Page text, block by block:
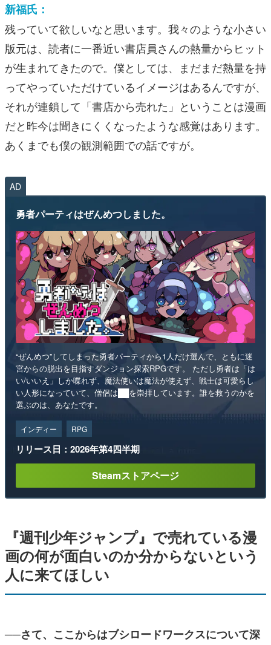
新福氏：
残っていて欲しいなと思います。我々のような小さい
版元は、読者に一番近い書店員さんの熱量からヒット
が生まれてきたので。僕としては、まだまだ熱量を持
ってやっていただけているイメージはあるんですが、
それが連鎖して「書店から売れた」ということは漫画
だと昨今は聞きにくくなったような感覚はあります。
あくまでも僕の観測範囲での話ですが。
AD
勇者パーティはぜんめつしました。
“ぜんめつ”してしまった勇者パーティから1人だけ選んで、ともに迷
宮からの脱出を目指すダンジョン探索RPGです。 ただし勇者は「は
い/いいえ」しか喋れず、魔法使いは魔法が使えず、戦士は可愛らし
い人形になっていて、僧侶は██を崇拝しています。誰を救うのかを
選ぶのは、あなたです。
インディー RPG
リリース日：2026年第4四半期
Steamストアページ
『週刊少年ジャンプ』で売れている漫
画の何が面白いのか分からないという
人に来てほしい
──さて、ここからはブシロードワークスについて深